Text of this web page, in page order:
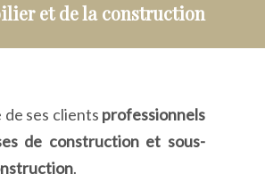
et de la construction
ses clients professionnels
de construction et sous-
.